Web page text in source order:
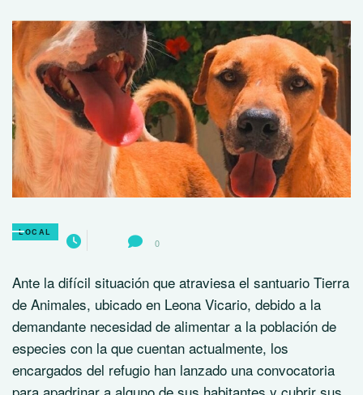
LOCAL
0
Ante la difícil situación que atraviesa el santuario Tierra
de Animales, ubicado en Leona Vicario, debido a la
demandante necesidad de alimentar a la población de
especies con la que cuentan actualmente, los
encargados del refugio han lanzado una convocatoria